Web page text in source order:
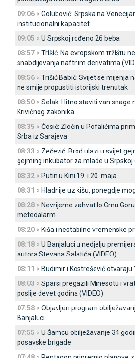
09:06 > Golubović: Srpska na
institucionalni kapacitet
09:05 > U Srpskoj rođeno 26 beba
08:57 > Trišić: Na evropskom tržištu
snabdijevanja naftnim derivatima
08:56 > Trišić Babić: Svijet se mijenja
ne smije propustiti istorijski trenutak
08:50 > Selak: Hitno staviti van snage
Krivičnog zakonika
08:35 > Ćosić: Zločin u Pofalićima
Srba iz Sarajeva
08:33 > Zečević: Brod ulazi u svijet
gejming inkubator za mlade u Srpskoj
08:32 > Putin u Kini 19. i 20. maja
08:31 > Hladnije uz kišu, ponegdje
08:28 > Nevrijeme zahvatilo Crnu
meteoalarm
08:20 > Kiša i nestabilne vremenske
08:18 > U Banjaluci u nedjelju
autora Stevana Salatića (VIDEO)
08:11 > Budimir i Kostrešević otvaraju
08:03 > Sparsi pregazili Minesotu i
poslije devet godina (VIDEO)
07:58 > Objavljen program
Banjaluci
07:55 > U Šamcu obilježavanje 34
posavske brigade